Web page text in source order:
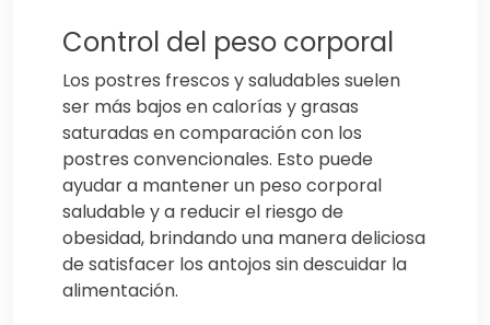
Control del peso corporal
Los postres frescos y saludables suelen
ser más bajos en calorías y grasas
saturadas en comparación con los
postres convencionales. Esto puede
ayudar a mantener un peso corporal
saludable y a reducir el riesgo de
obesidad, brindando una manera deliciosa
de satisfacer los antojos sin descuidar la
alimentación.